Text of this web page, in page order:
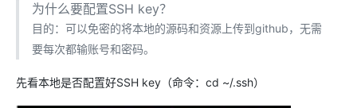
为什么要配置SSH key？
目的：可以免密的将本地的源码和资源上传到github，无需
要每次都输账号和密码。
先看本地是否配置好SSH key（命令：cd ~/.ssh）